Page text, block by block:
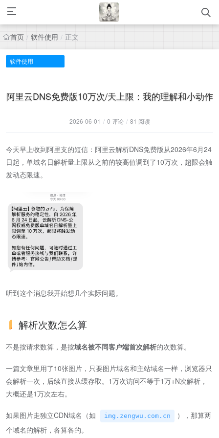
首页 / 软件使用 / 正文
软件使用
阿里云DNS免费版10万次/天上限：我的理解和小动作
2026-06-01 / 0 评论 / 81 阅读
今天早上收到阿里支的短信：阿里云解析DNS免费版从2026年6月24
日起，单域名日解析量上限从之前的较高值调到了10万次，超限会触
发动态限速。
听到这个消息我开始想几个实际问题。
解析次数怎么算
不是按请求数算，是按域名被不同客户端首次解析的次数算。
一篇文章里用了10张图片，只要图片域名和主站域名一样，浏览器只
会解析一次，后续直接从缓存取。1万次访问不等于1万+N次解析，
大概还是1万次左右。
如果图片走独立CDN域名（如 img.zengwu.com.cn
），那算两
个域名的解析，各算各的。